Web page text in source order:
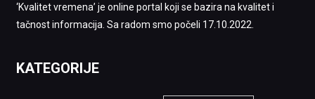
‘Kvalitet vremena’ je online portal koji se bazira na kvalitet i
tačnost informacija. Sa radom smo počeli 17.10.2022.
KATEGORIJE